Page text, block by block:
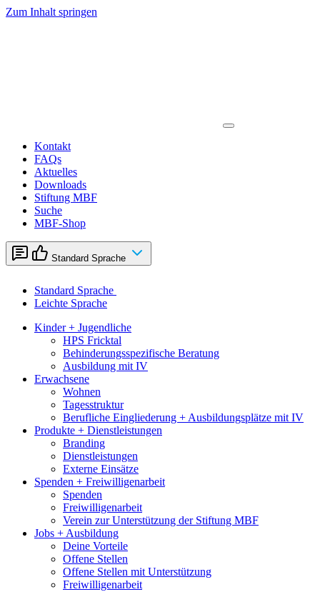
Zum Inhalt springen
Kontakt
FAQs
Aktuelles
Downloads
Stiftung MBF
Suche
MBF-Shop
Standard Sprache
Standard Sprache
Leichte Sprache
Kinder + Jugendliche
HPS Fricktal
Behinderungsspezifische Beratung
Ausbildung mit IV
Erwachsene
Wohnen
Tagesstruktur
Berufliche Eingliederung + Ausbildungsplätze mit IV
Produkte + Dienstleistungen
Branding
Dienstleistungen
Externe Einsätze
Spenden + Freiwilligenarbeit
Spenden
Freiwilligenarbeit
Verein zur Unterstützung der Stiftung MBF
Jobs + Ausbildung
Deine Vorteile
Offene Stellen
Offene Stellen mit Unterstützung
Freiwilligenarbeit